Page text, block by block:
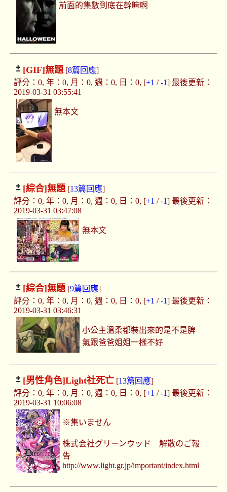
前面的集數到底在幹嘛啊
[GIF]無題[8篇回應]
評分：0, 年：0, 月：0, 週：0, 日：0, [+1 /-1] 最後更新：
2019-03-31 03:55:41
無本文
[綜合]無題[13篇回應]
評分：0, 年：0, 月：0, 週：0, 日：0, [+1 /-1] 最後更新：
2019-03-31 03:47:08
無本文
[綜合]無題[9篇回應]
評分：0, 年：0, 月：0, 週：0, 日：0, [+1 /-1] 最後更新：
2019-03-31 03:46:31
小公主溫柔都裝出來的是不是脾
氣跟爸爸姐姐一樣不好
[男性角色]Light社死亡[13篇回應]
評分：0, 年：0, 月：0, 週：0, 日：0, [+1 /-1] 最後更新：
2019-03-31 10:06:08
※集いません
株式会社グリーンウッド 解散のご報
告
http://www.light.gr.jp/important/index.html